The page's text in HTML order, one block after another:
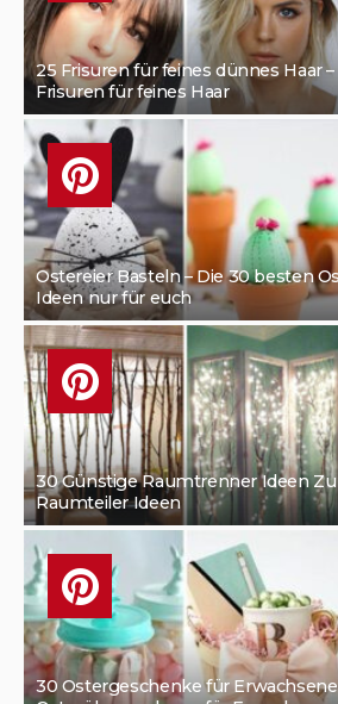
25 Frisuren für feines dünnes Haar
Frisuren für feines Haar
Ostereier Basteln – Die 30 besten
Ideen nur für euch
30 Günstige Raumtrenner Ideen
Raumteiler Ideen
30 Ostergeschenke für Erwachsene